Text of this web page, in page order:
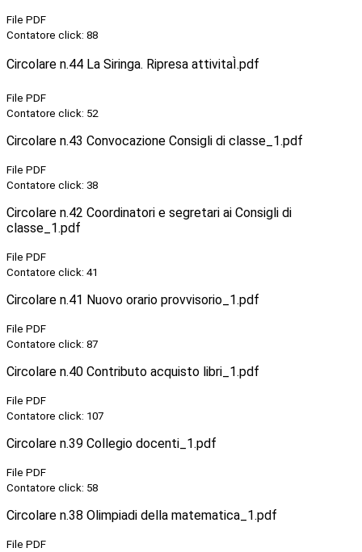
File PDF
Contatore click: 88
Circolare n.44 La Siringa. Ripresa attivitaÌ.pdf
File PDF
Contatore click: 52
Circolare n.43 Convocazione Consigli di classe_1.pdf
File PDF
Contatore click: 38
Circolare n.42 Coordinatori e segretari ai Consigli di
classe_1.pdf
File PDF
Contatore click: 41
Circolare n.41 Nuovo orario provvisorio_1.pdf
File PDF
Contatore click: 87
Circolare n.40 Contributo acquisto libri_1.pdf
File PDF
Contatore click: 107
Circolare n.39 Collegio docenti_1.pdf
File PDF
Contatore click: 58
Circolare n.38 Olimpiadi della matematica_1.pdf
File PDF